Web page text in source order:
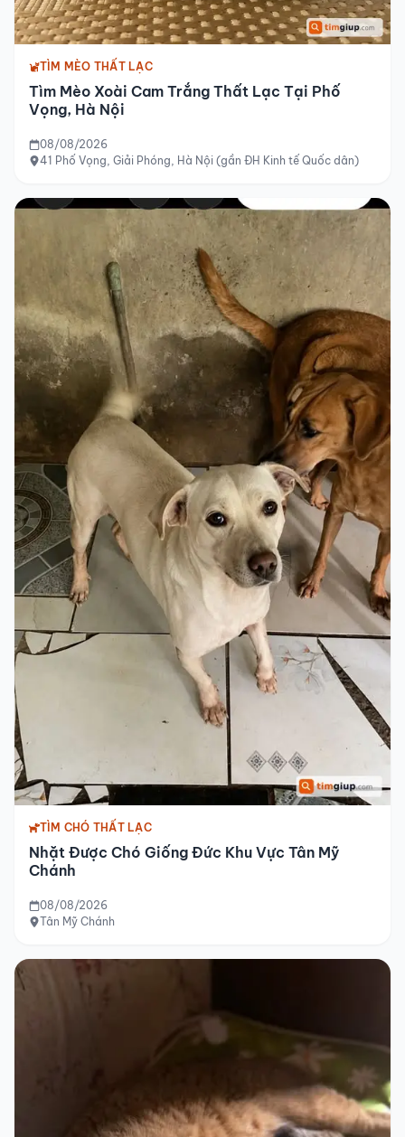
TÌM MÈO THẤT LẠC
Tìm Mèo Xoài Cam Trắng Thất Lạc Tại Phố
Vọng, Hà Nội
08/08/2026
41 Phố Vọng, Giải Phóng, Hà Nội (gần ĐH Kinh tế Quốc dân)
TÌM CHÓ THẤT LẠC
Nhặt Được Chó Giống Đức Khu Vực Tân Mỹ
Chánh
08/08/2026
Tân Mỹ Chánh